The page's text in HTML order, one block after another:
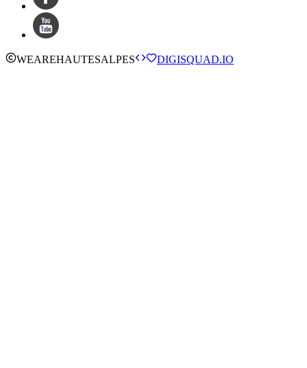
WEAREHAUTESALPES DIGISQUAD.IO